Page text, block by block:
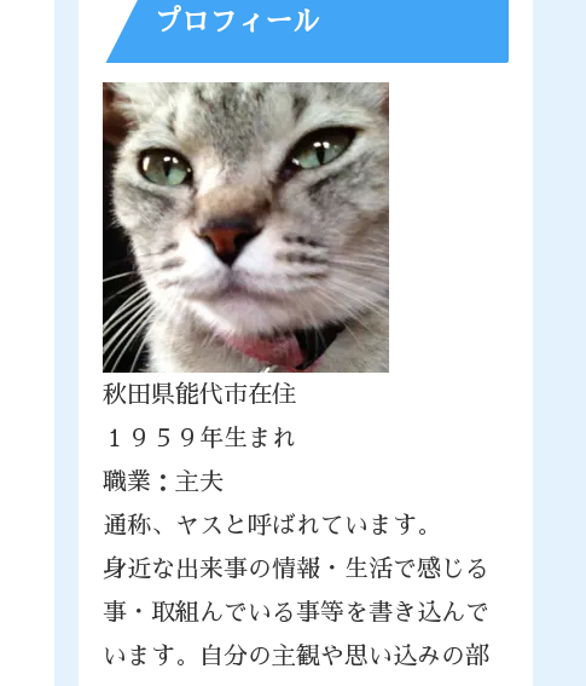
プロフィール
秋田県能代市在住
１９５９年生まれ
職業：主夫
通称、ヤスと呼ばれています。
身近な出来事の情報・生活で感じる
事・取組んでいる事等を書き込んで
います。自分の主観や思い込みの部